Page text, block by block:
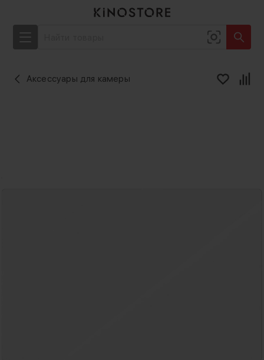
Аксессуары для камеры